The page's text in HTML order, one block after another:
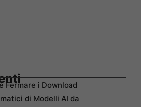
Fermare i Download
di Modelli AI da